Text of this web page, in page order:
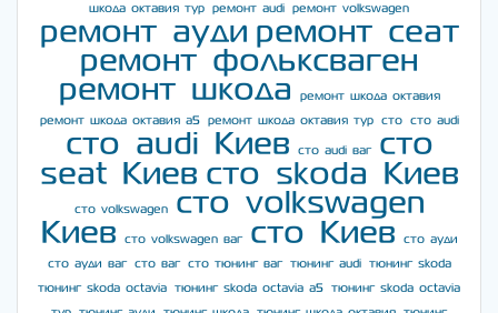
шкода октавия тур
ремонт audi ремонт volkswagen
ремонт ауди ремонт сеат
ремонт фольксваген
ремонт шкода
ремонт шкода октавия
ремонт шкода октавия а5
ремонт шкода октавия тур сто сто audi
сто audi Киев сто audi ваг
сто
seat Киев сто skoda Киев
сто volkswagen
сто volkswagen
Киев
сто volkswagen ваг сто Киев
сто ауди
сто ауди ваг
сто ваг сто тюнинг ваг тюнинг audi
тюнинг skoda
тюнинг skoda octavia
тюнинг skoda octavia a5
тюнинг skoda octavia